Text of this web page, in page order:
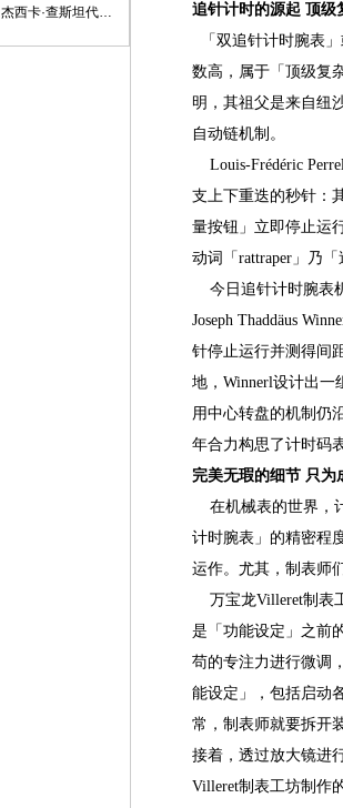
杰西卡·查斯坦代…
追针计时的源起 顶级
「双追针计时腕表」
数高，属于「顶级复
明，其祖父是来自纽
自动链机制。
Louis-Frédéric
支上下重迭的秒针：
量按钮」立即停止运
动词「rattraper」乃
今日追针计时腕表
Joseph Thaddäus
针停止运行并测得间
地，Winnerl设计出
用中心转盘的机制仍
年合力构思了计时码
完美无瑕的细节 只为
在机械表的世界，
计时腕表」的精密程
运作。尤其，制表师
万宝龙Villeret制表
是「功能设定」之前
苟的专注力进行微调
能设定」，包括启动
常，制表师就要拆开
接着，透过放大镜进
Villeret制表工坊制作